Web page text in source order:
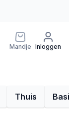
Mandje Inloggen
Thuis